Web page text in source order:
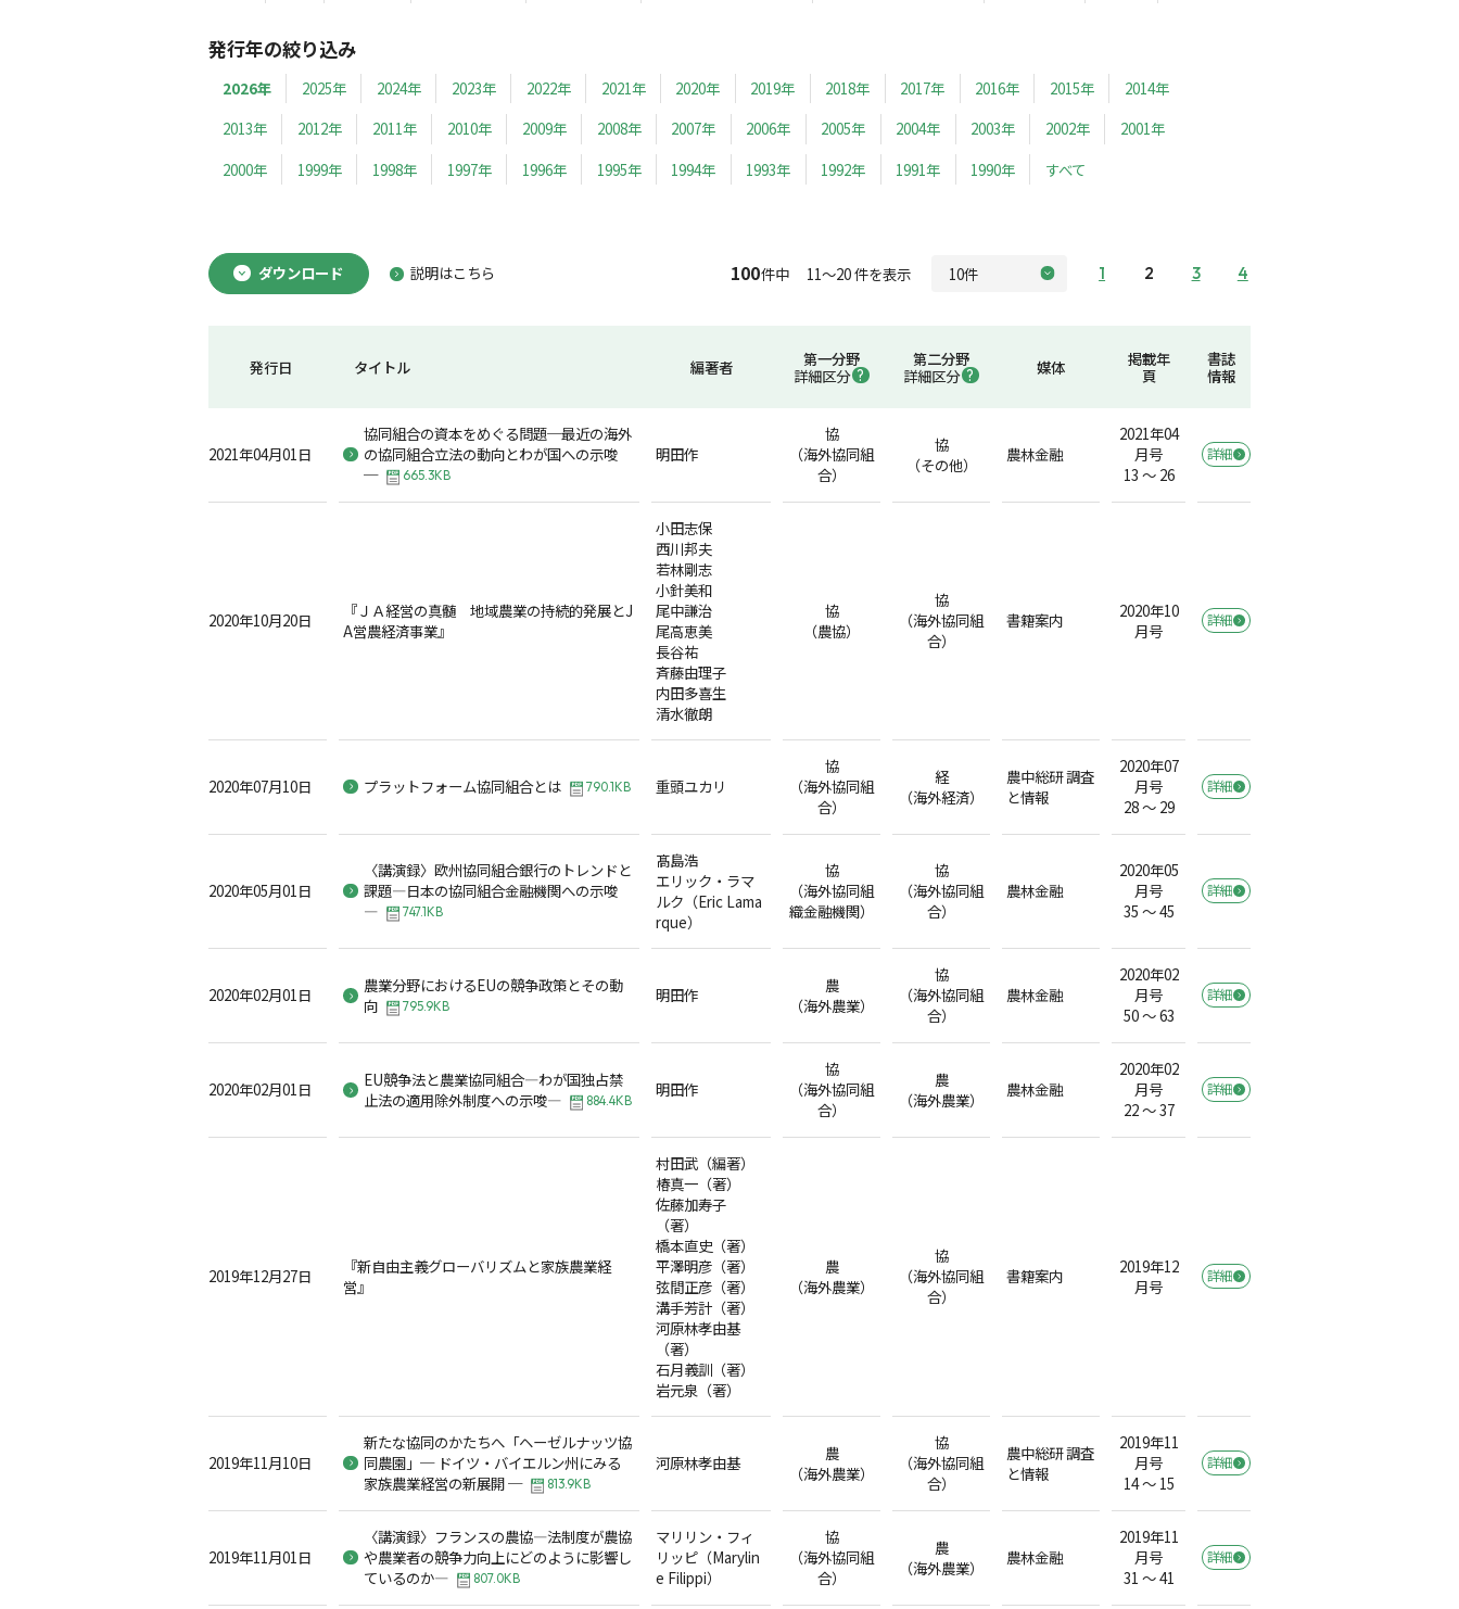
発行年の絞り込み
2026年 2025年 2024年 2023年 2022年 2021年 2020年 2019年 2018年 2017年 2016年 2015年
2014年
2013年
2012年 2011年 2010年 2009年 2008年 2007年 2006年 2005年 2004年 2003年 2002年
2001年
2000年
1999年 1998年 1997年 1996年 1995年 1994年 1993年 1992年 1991年 1990年 すべて
ダウンロード 説明はこちら 100件中 11～20 件を表示 1 2 3 4
発行日 タイトル 編著者
第一分野
詳細区分
第二分野
詳細区分
媒体
掲載年
頁
書誌
情報
2021年04月01日
協同組合の資本をめぐる問題─最近の海外
の協同組合立法の動向とわが国への示唆
─
665.3KB
明田作
協
（海外協同組
合）
協
（その他）
農林金融
2021年04
月号
13 ～ 26
詳細
2020年10月20日
『ＪＡ経営の真髄 地域農業の持続的発展とJ
A営農経済事業』
小田志保
西川邦夫
若林剛志
小針美和
尾中謙治
尾高恵美
長谷祐
斉藤由理子
内田多喜生
清水徹朗
協
（農協）
協
（海外協同組
合）
書籍案内
2020年10
月号
詳細
2020年07月10日 プラットフォーム協同組合とは 790.1KB 重頭ユカリ
協
（海外協同組
合）
経
（海外経済）
農中総研 調査
と情報
2020年07
月号
28 ～ 29
詳細
2020年05月01日
〈講演録〉欧州協同組合銀行のトレンドと
課題―日本の協同組合金融機関への示唆
―
747.1KB
髙島浩
エリック・ラマ
ルク（Eric Lama
rque）
協
（海外協同組
織金融機関）
協
（海外協同組
合）
農林金融
2020年05
月号
35 ～ 45
詳細
2020年02月01日
農業分野におけるEUの競争政策とその動
向
795.9KB
明田作
農
（海外農業）
協
（海外協同組
合）
農林金融
2020年02
月号
50 ～ 63
詳細
2020年02月01日
EU競争法と農業協同組合―わが国独占禁
止法の適用除外制度への示唆―
884.4KB
明田作
協
（海外協同組
合）
農
（海外農業）
農林金融
2020年02
月号
22 ～ 37
詳細
2019年12月27日
『新自由主義グローバリズムと家族農業経
営』
村田武（編著）
椿真一（著）
佐藤加寿子
（著）
橋本直史（著）
平澤明彦（著）
弦間正彦（著）
溝手芳計（著）
河原林孝由基
（著）
石月義訓（著）
岩元泉（著）
農
（海外農業）
協
（海外協同組
合）
書籍案内
2019年12
月号
詳細
2019年11月10日
新たな協同のかたちへ「ヘーゼルナッツ協
同農園」─ ドイツ・バイエルン州にみる
家族農業経営の新展開 ─
813.9KB
河原林孝由基
農
（海外農業）
協
（海外協同組
合）
農中総研 調査
と情報
2019年11
月号
14 ～ 15
詳細
2019年11月01日
〈講演録〉フランスの農協―法制度が農協
や農業者の競争力向上にどのように影響し
ているのか―
807.0KB
マリリン・フィ
リッピ（Marylin
e Filippi）
協
（海外協同組
合）
農
（海外農業）
農林金融
2019年11
月号
31 ～ 41
詳細